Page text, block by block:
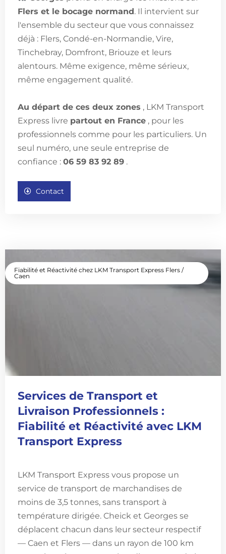
Flers et le bocage normand. Il intervient sur
l'ensemble du secteur que vous connaissez
déjà : Flers, Condé-en-Normandie, Vire,
Tinchebray, Domfront, Briouze et leurs
alentours. Même exigence, même sérieux,
même engagement qualité.
Au départ de ces deux zones , LKM Transport
Express livre partout en France , pour les
professionnels comme pour les particuliers. Un
seul numéro, une seule entreprise de
confiance : 06 59 83 92 89 .
Contact
Fiabilité et Réactivité chez LKM Transport Express Flers /
Caen
Services de Transport et
Livraison Professionnels :
Fiabilité et Réactivité avec LKM
Transport Express
LKM Transport Express vous propose un
service de transport de marchandises de
moins de 3,5 tonnes, sans transport à
température dirigée. Cheick et Georges se
déplacent chacun dans leur secteur respectif
— Caen et Flers — dans un rayon de 100 km